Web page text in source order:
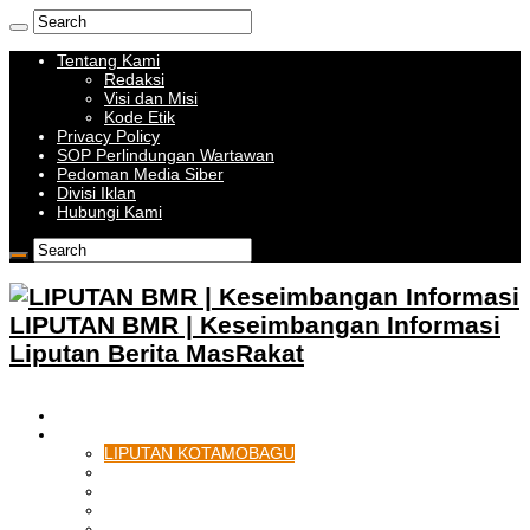
Tentang Kami
Redaksi
Visi dan Misi
Kode Etik
Privacy Policy
SOP Perlindungan Wartawan
Pedoman Media Siber
Divisi Iklan
Hubungi Kami
LIPUTAN BMR | Keseimbangan Informasi
Liputan Berita MasRakat
LIPUTAN KOTAMOBAGU